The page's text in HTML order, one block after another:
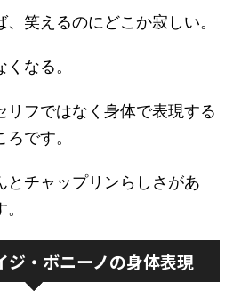
笑えるのにどこか寂しい。
なる。
リフではなく身体で表現する
です。
とチャップリンらしさがあ
・ボニーノの身体表現